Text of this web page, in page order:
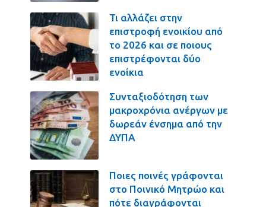
Τι αλλάζει στην
επιστροφή ενοικίου από
το 2026 και σε ποιους
επιστρέφονται δύο
ενοίκια
Συνταξιοδότηση των
μακροχρόνια ανέργων με
δωρεάν ένσημα από την
ΔΥΠΑ
Ποιες ποινές γράφονται
στο Ποινικό Μητρώο και
πότε διαγράφονται